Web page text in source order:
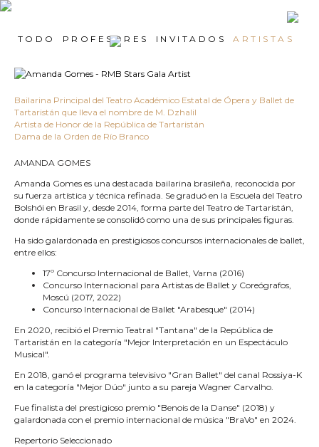
TODO PROFESORES INVITADOS ARTISTAS
Bailarina Principal del Teatro Académico Estatal de Ópera y Ballet de
Tartaristán que lleva el nombre de M. Dzhalil
Artista de Honor de la República de Tartaristán
Dama de la Orden de Río Branco
AMANDA GOMES
Amanda Gomes es una destacada bailarina brasileña, reconocida por
su fuerza artística y técnica refinada. Se graduó en la Escuela del Teatro
Bolshói en Brasil y, desde 2014, forma parte del Teatro de Tartaristán,
donde rápidamente se consolidó como una de sus principales figuras.
Ha sido galardonada en prestigiosos concursos internacionales de ballet,
entre ellos:
17º Concurso Internacional de Ballet, Varna (2016)
Concurso Internacional para Artistas de Ballet y Coreógrafos,
Moscú (2017, 2022)
Concurso Internacional de Ballet "Arabesque" (2014)
En 2020, recibió el Premio Teatral "Tantana" de la República de
Tartaristán en la categoría "Mejor Interpretación en un Espectáculo
Musical".
En 2018, ganó el programa televisivo "Gran Ballet" del canal Rossiya-K
en la categoría "Mejor Dúo" junto a su pareja Wagner Carvalho.
Fue finalista del prestigioso premio "Benois de la Danse" (2018) y
galardonada con el premio internacional de música "BraVo" en 2024.
Repertorio Seleccionado